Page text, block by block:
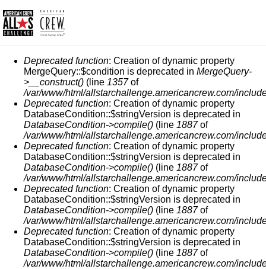
СООБЩЕНИЕ ОБ ОШИБКЕ
Deprecated function: Creation of dynamic property
MergeQuery::$condition is deprecated in MergeQuery-
>__construct() (line 1357of
/var/www/html/allstarchallenge.americancrew.com/
Deprecated function: Creation of dynamic property
DatabaseCondition::$stringVersion is deprecated in
DatabaseCondition->compile() (line 1887of
/var/www/html/allstarchallenge.americancrew.com/
Deprecated function: Creation of dynamic property
DatabaseCondition::$stringVersion is deprecated in
DatabaseCondition->compile() (line 1887of
/var/www/html/allstarchallenge.americancrew.com/
Deprecated function: Creation of dynamic property
DatabaseCondition::$stringVersion is deprecated in
DatabaseCondition->compile() (line 1887of
/var/www/html/allstarchallenge.americancrew.com/
Deprecated function: Creation of dynamic property
DatabaseCondition::$stringVersion is deprecated in
DatabaseCondition->compile() (line 1887of
/var/www/html/allstarchallenge.americancrew.com/